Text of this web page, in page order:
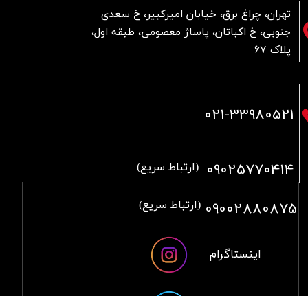
تهران، چراغ برق، خیابان امیرکبیر، خ سعدی
جنوبی، خ اکباتان، پاساژ معصومی، طبقه اول،
پلاک 67
021-33980521
09025770414 (ارتباط سریع)
09002880875 (ارتباط سریع)
اینستاگرام